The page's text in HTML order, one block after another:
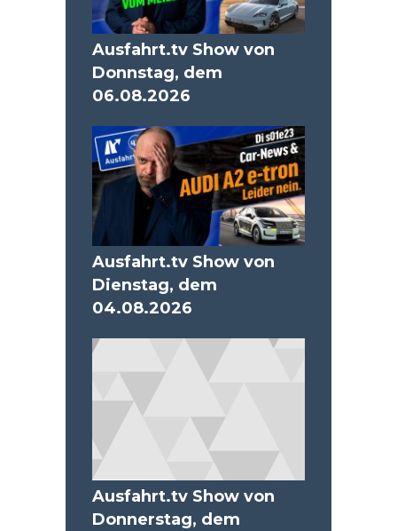
Ausfahrt.tv Show von
Donnstag, dem
06.08.2026
Ausfahrt.tv Show von
Dienstag, dem
04.08.2026
Ausfahrt.tv Show von
Donnerstag, dem